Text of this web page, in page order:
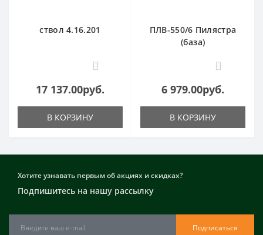
ствол 4.16.201
0
17 137.00руб.
В КОРЗИНУ
ПЛВ-550/6 Пилястра
(база)
0
6 979.00руб.
В КОРЗИНУ
Хотите узнавать первым об акциях и скидках?
Подпишитесь на нашу рассылку
Подписаться